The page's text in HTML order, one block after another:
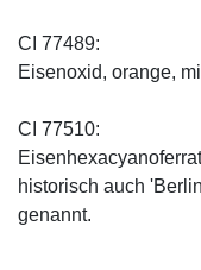
CI 77489:
Eisenoxid, orange,
CI 77510:
historisch auch
genannt.